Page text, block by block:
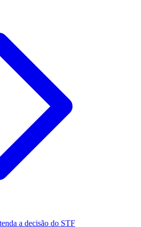
a decisão do STF